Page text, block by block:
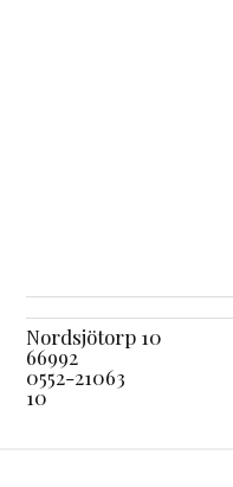
Nordsjötorp 10
66992
0552-21063
10